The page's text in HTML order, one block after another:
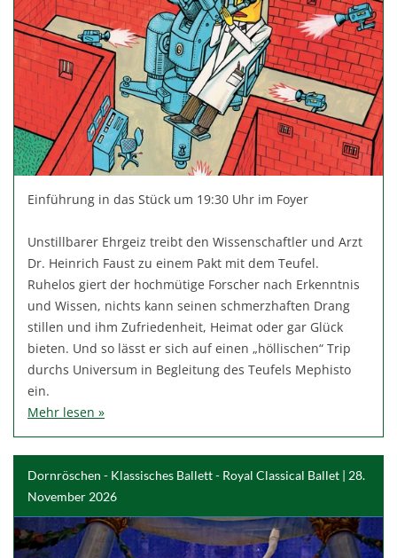
Einführung in das Stück um 19:30 Uhr im Foyer
Unstillbarer Ehrgeiz treibt den Wissenschaftler und Arzt
Dr. Heinrich Faust zu einem Pakt mit dem Teufel.
Ruhelos giert der hochmütige Forscher nach Erkenntnis
und Wissen, nichts kann seinen schmerzhaften Drang
stillen und ihm Zufriedenheit, Heimat oder gar Glück
bieten. Und so lässt er sich auf einen „höllischen“ Trip
durchs Universum in Begleitung des Teufels Mephisto
ein.
Mehr lesen »
Dornröschen - Klassisches Ballett - Royal Classical Ballet | 28.
November 2026